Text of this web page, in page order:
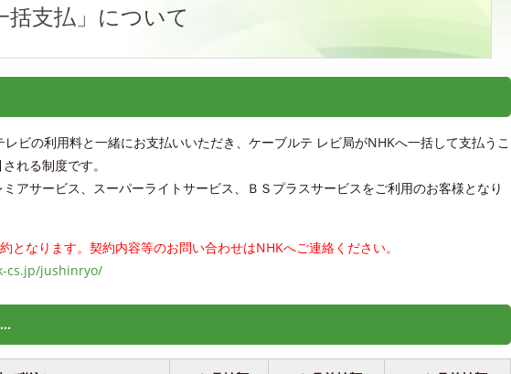
ケーブルプラス電話
コミュニティチャンネル
公務員住宅
公団・県営住宅
お問合せ
括支払」について
ビの利用料と一緒にお支払いいただき、ケーブルテ レビ局がNHKへ一括して支払うこ
れる制度です。
アサービス、スーパーライトサービス、ＢＳプラスサービスをご利用のお客様となり
となります。契約内容等のお問い合わせはNHKへご連絡ください。
cs.jp/jushinryo/
…